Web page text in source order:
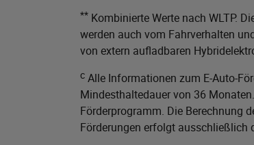
** Kombinierte Werte nach WLTP.
werden auch vom Fahrverhalten
von extern aufladbaren
c Alle Informationen zum E-Auto-
Mindesthaltedauer von 36
Förderprogramm. Die Berechnung
Förderungen erfolgt ausschließlich